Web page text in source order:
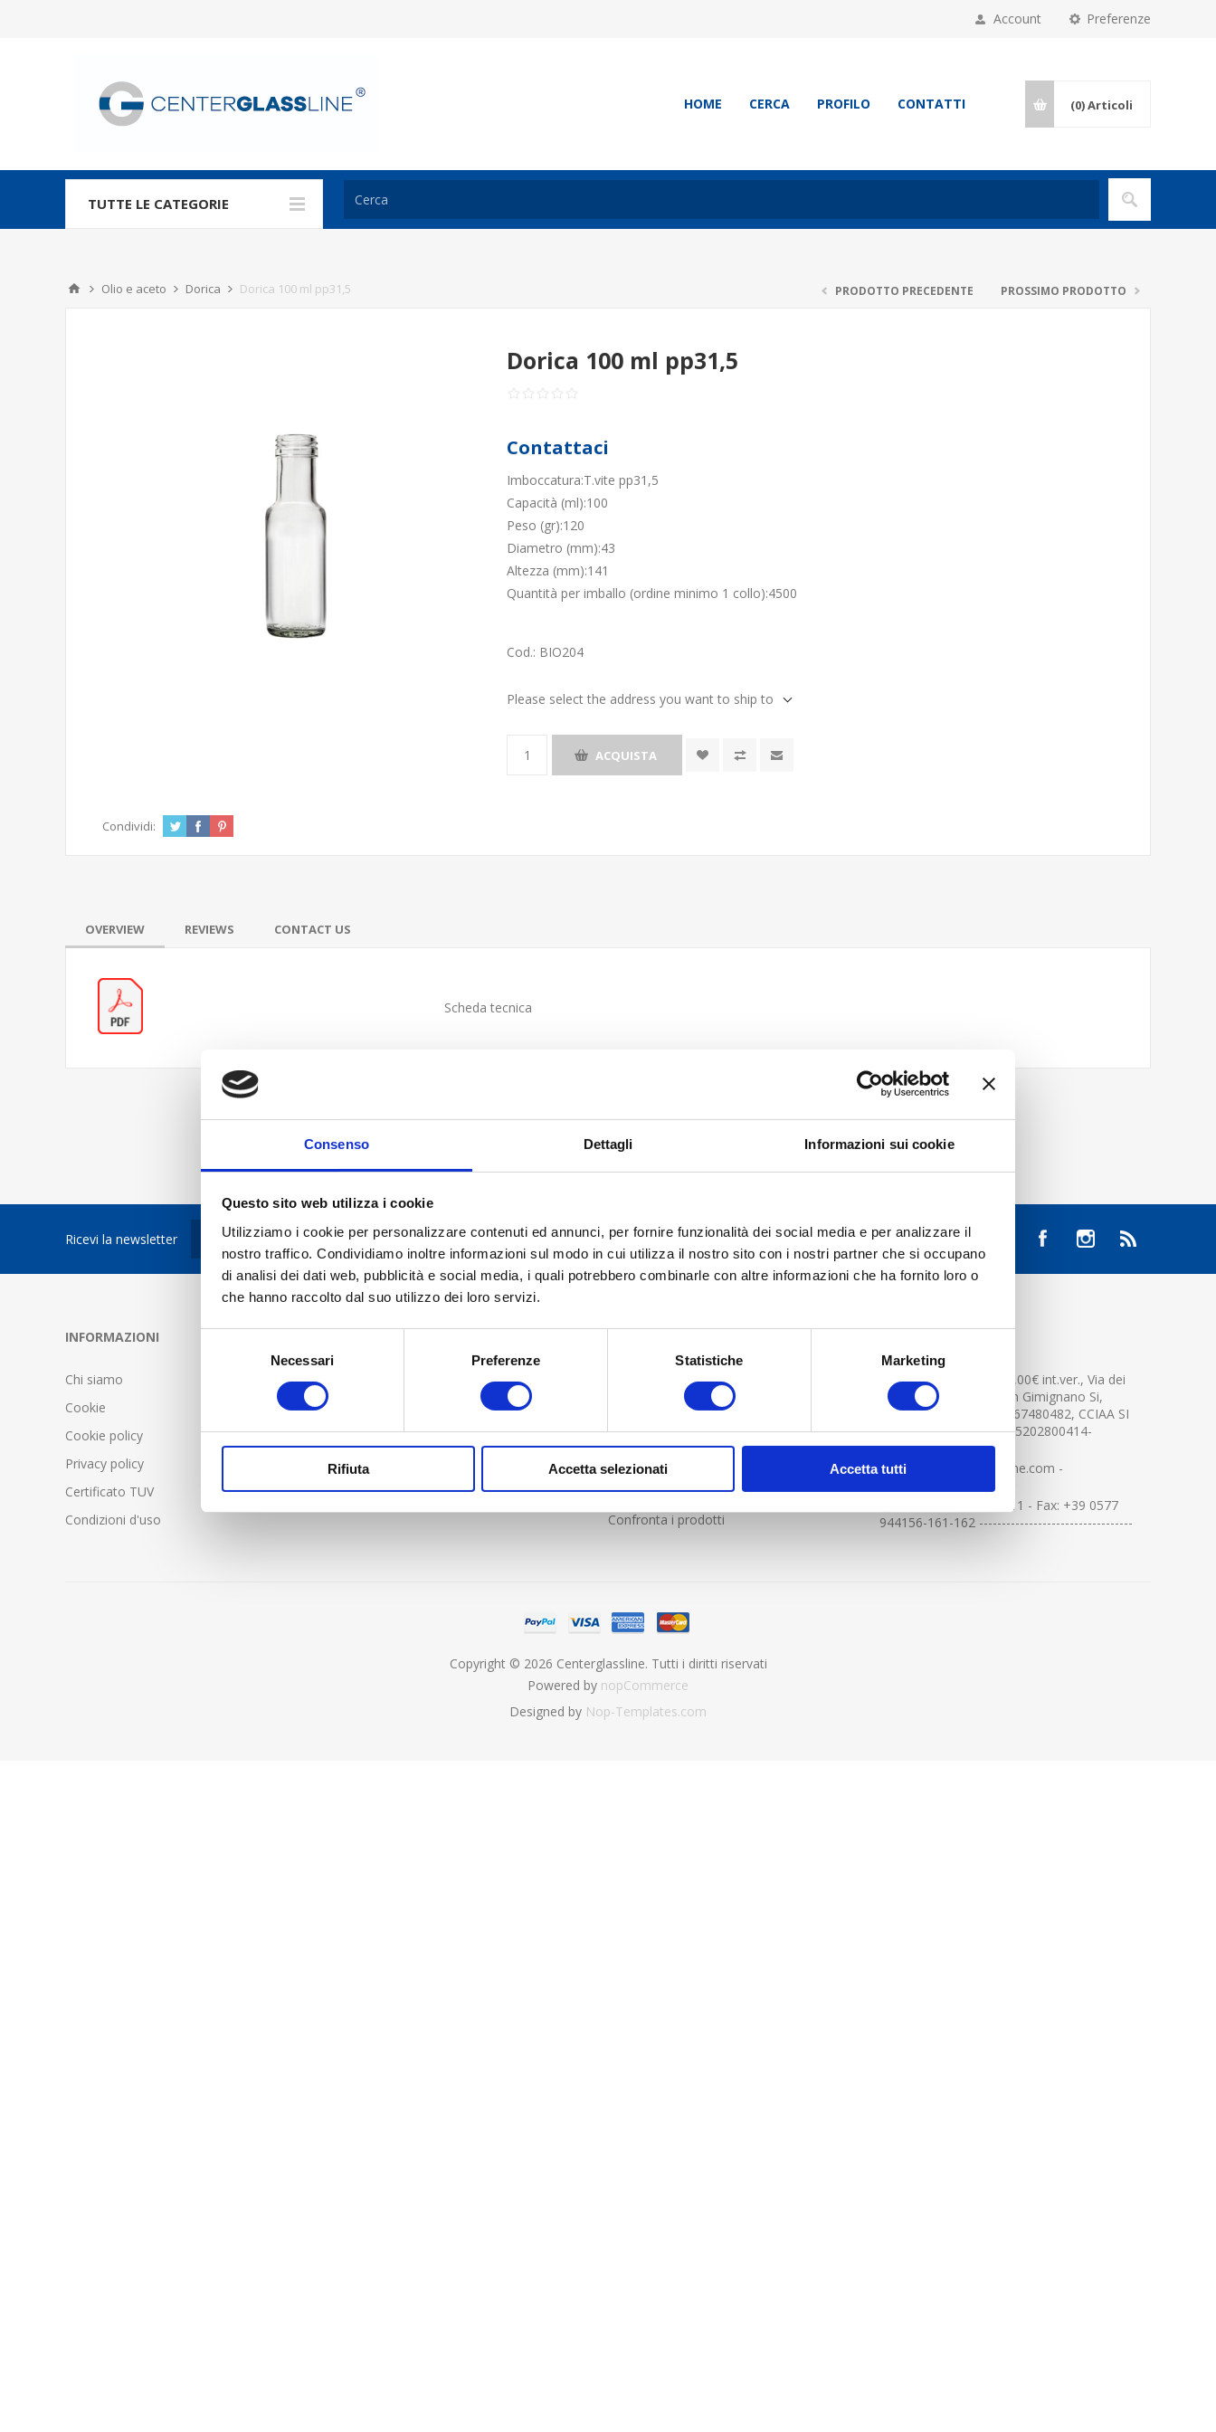
Consenso Dettagli Informazioni sui cookie
Questo sito web utilizza i cookie
Utilizziamo i cookie per personalizzare contenuti ed annunci, per fornire funzionalità dei social media e per analizzare il
nostro traffico. Condividiamo inoltre informazioni sul modo in cui utilizza il nostro sito con i nostri partner che si occupano
di analisi dei dati web, pubblicità e social media, i quali potrebbero combinarle con altre informazioni che ha fornito loro o
che hanno raccolto dal suo utilizzo dei loro servizi.
Necessari Preferenze Statistiche Marketing
Rifiuta Accetta selezionati Accetta tutti
Preferenze
Account
HOME CERCA PROFILO CONTATTI (0)Articoli
TUTTE LE CATEGORIE
Olio e aceto Dorica Dorica 100 ml pp31,5 PRODOTTO PRECEDENTE PROSSIMO PRODOTTO
Dorica 100 ml pp31,5
Contattaci
Imboccatura:T.vite pp31,5
Capacità (ml):100
Peso (gr):120
Diametro (mm):43
Altezza (mm):141
Quantità per imballo (ordine minimo 1 collo):4500
Cod.: BIO204
Please select the address you want to ship to
ACQUISTA
Condividi:
OVERVIEW REVIEWS CONTACT US
Scheda tecnica
Ricevi la newsletter
INFORMAZIONI
Chi siamo
Cookie
Cookie policy
Privacy policy
Certificato TUV
Condizioni d'uso
FAQ - Domande frequenti
Condizioni di Vendita online solo per Italia
Spedizione e resi
Ordini
Carrello
Lista dei desideri
Confronta i prodotti
Cap.soc. 2.500.000,00€ int.ver., Via dei
platani n. 15, 53037 San Gimignano Si,
Part.IVA e Cod.Fisc.04367480482, CCIAA SI
n.94391 , MOCA=IT0905202800414-
info@centerglassline.com -
Tel: +39 0577 94411 - Fax: +39 0577
944156-161-162 ----------------------------------
Copyright © 2026 Centerglassline. Tutti i diritti riservati
Powered by nopCommerce
Designed by Nop-Templates.com